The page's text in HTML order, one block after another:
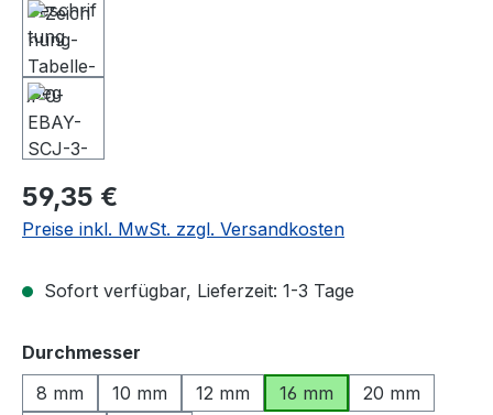
Regulärer Preis:
59,35 €
Preise inkl. MwSt. zzgl. Versandkosten
Sofort verfügbar, Lieferzeit: 1-3 Tage
Durchmesser
8 mm
10 mm 12 mm 16 mm
20 mm